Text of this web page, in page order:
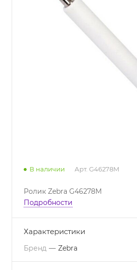
В наличии Арт. G46278M
Ролик Zebra G46278M
Подробности
Характеристики
Бренд — Zebra